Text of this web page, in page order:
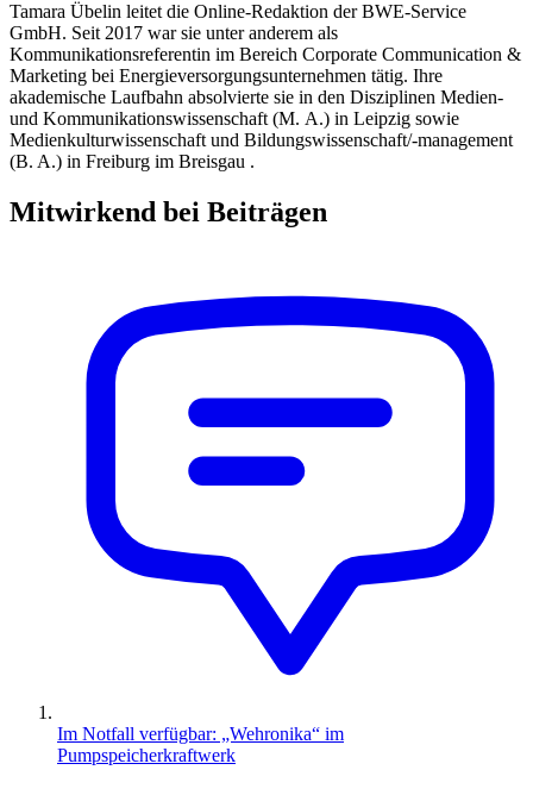
Tamara Übelin leitet die Online-Redaktion der BWE-Service
GmbH. Seit 2017 war sie unter anderem als
Kommunikationsreferentin im Bereich Corporate Communication &
Marketing bei Energieversorgungsunternehmen tätig. Ihre
akademische Laufbahn absolvierte sie in den Disziplinen Medien-
und Kommunikationswissenschaft (M. A.) in Leipzig sowie
Medienkulturwissenschaft und Bildungswissenschaft/-management
(B. A.) in Freiburg im Breisgau .
Mitwirkend bei Beiträgen
Im Notfall verfügbar: „Wehronika“ im
Pumpspeicherkraftwerk